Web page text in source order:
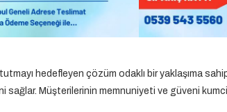
hedefleyen çözüm odaklı bir yaklaşıma
Müşterilerinin memnuniyeti ve güveni